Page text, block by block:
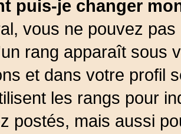
puis-je changer
vous ne pouvez
rang apparaît sous
et dans votre profil
les rangs pour
postés, mais aussi